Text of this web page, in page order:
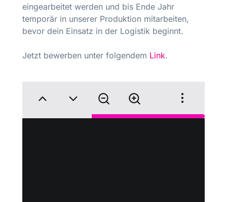
eingearbeitet werden und bis Ende Jahr
temporär in unserer Produktion mitarbeiten,
bevor dein Einsatz in der Logistik beginnt.
Jetzt bewerben unter folgendem Link.